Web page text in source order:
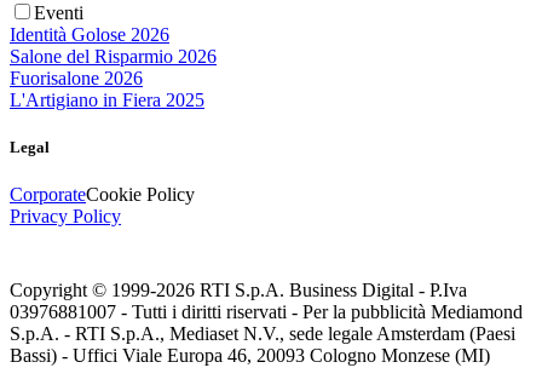
Eventi
Identità Golose 2026
Salone del Risparmio 2026
Fuorisalone 2026
L'Artigiano in Fiera 2025
Legal
CorporateCookie Policy
Privacy Policy
Copyright © 1999-2026 RTI S.p.A. Business Digital - P.Iva
03976881007 - Tutti i diritti riservati - Per la pubblicità Mediamond
S.p.A. - RTI S.p.A., Mediaset N.V., sede legale Amsterdam (Paesi
Bassi) - Uffici Viale Europa 46, 20093 Cologno Monzese (MI)